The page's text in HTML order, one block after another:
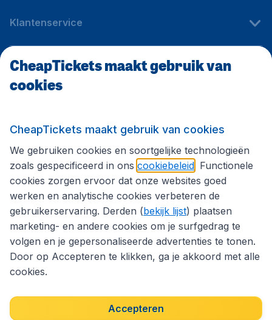
Klantenservice
CheapTickets.be
Volg CheapTickets.be
Privacybeleid
CheapTickets maakt gebruik van
cookies
CheapTickets maakt gebruik van cookies
We gebruiken cookies en soortgelijke technologieën
zoals gespecificeerd in ons cookiebeleid . Functionele
cookies zorgen ervoor dat onze websites goed
werken en analytische cookies verbeteren de
gebruikerservaring. Derden (bekijk lijst) plaatsen
marketing- en andere cookies om je surfgedrag te
volgen en je gepersonaliseerde advertenties te tonen.
Door op Accepteren te klikken, ga je akkoord met alle
cookies.
Accepteren